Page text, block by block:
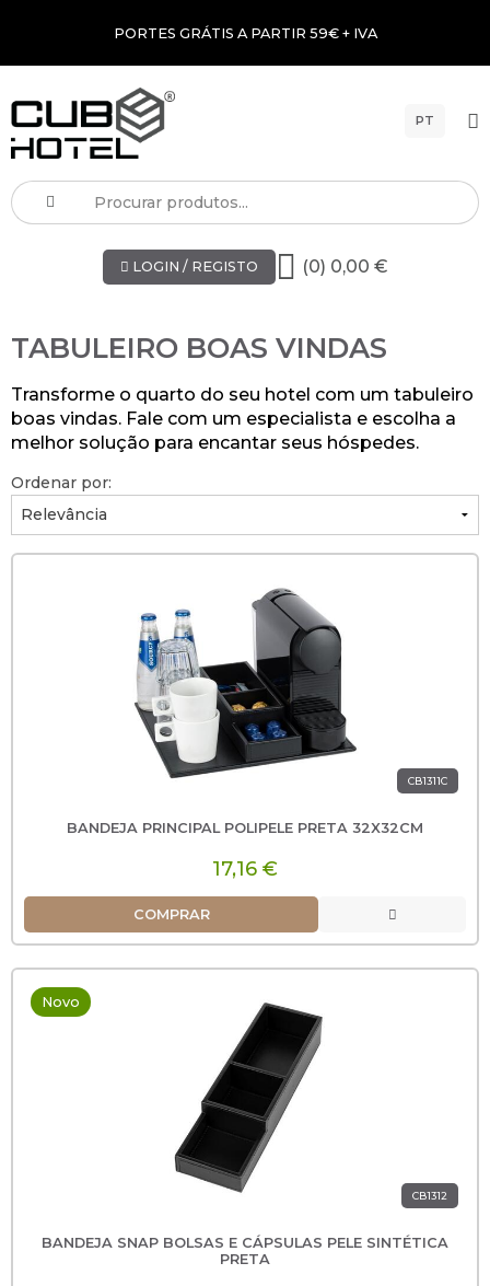
PORTES GRÁTIS A PARTIR 59€ + IVA
PT
LOGIN / REGISTO (0) 0,00 €
TABULEIRO BOAS VINDAS
Transforme o quarto do seu hotel com um tabuleiro
boas vindas. Fale com um especialista e escolha a
melhor solução para encantar seus hóspedes.
Ordenar por:
CB1311C
BANDEJA PRINCIPAL POLIPELE PRETA 32X32CM
17,16 €
COMPRAR
Novo
CB1312
BANDEJA SNAP BOLSAS E CÁPSULAS PELE SINTÉTICA
PRETA